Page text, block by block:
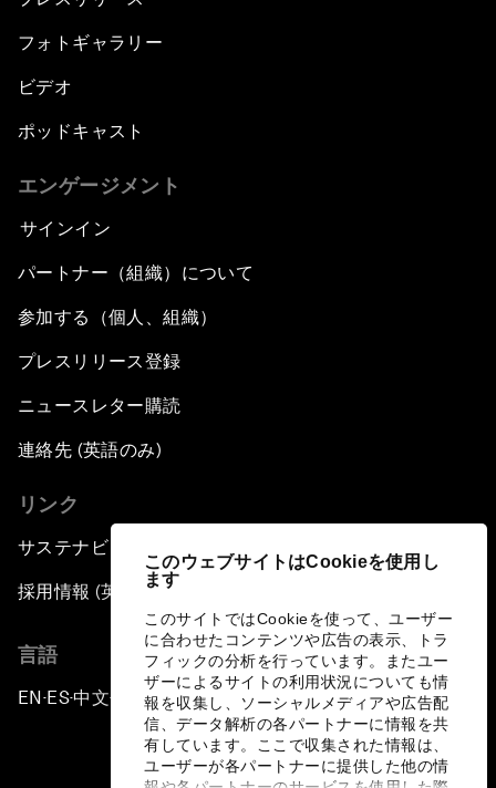
このウェブサイトはCookieを使用し
ます
このサイトではCookieを使って、ユーザー
に合わせたコンテンツや広告の表示、トラ
フィックの分析を行っています。またユー
ザーによるサイトの利用状況についても情
報を収集し、ソーシャルメディアや広告配
信、データ解析の各パートナーに情報を共
有しています。ここで収集された情報は、
ユーザーが各パートナーに提供した他の情
フォトギャラリー
ビデオ
ポッドキャスト
エンゲージメント
サインイン
パートナー（組織）について
参加する（個人、組織）
プレスリリース登録
ニュースレター購読
連絡先 (英語のみ)
リンク
サステナビリティへの取り組み
採用情報 (英語のみ)
言語
EN ▪ES▪中文▪ 日本語